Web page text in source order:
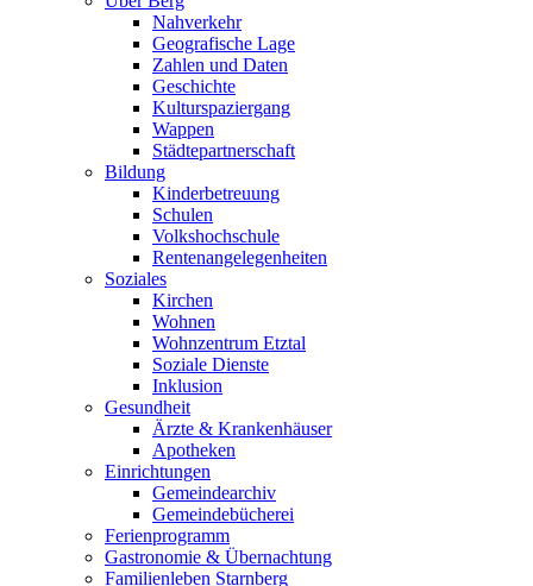
Nahverkehr
Geografische Lage
Zahlen und Daten
Geschichte
Kulturspaziergang
Wappen
Städtepartnerschaft
Bildung
Kinderbetreuung
Schulen
Volkshochschule
Rentenangelegenheiten
Soziales
Kirchen
Wohnen
Wohnzentrum Etztal
Soziale Dienste
Inklusion
Gesundheit
Ärzte & Krankenhäuser
Apotheken
Einrichtungen
Gemeindearchiv
Gemeindebücherei
Ferienprogramm
Gastronomie & Übernachtung
Familienleben Starnberg